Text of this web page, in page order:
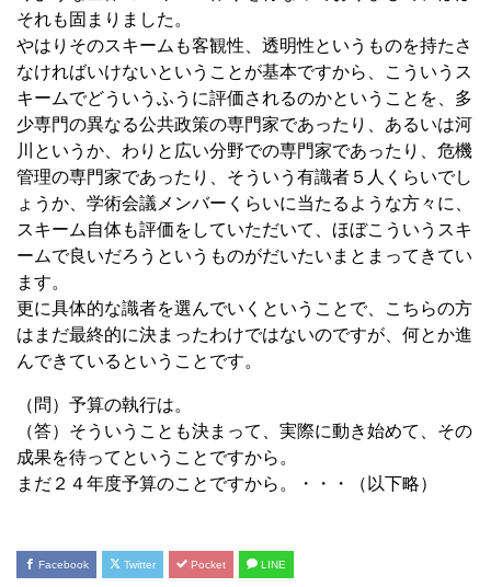
それも固まりました。
やはりそのスキームも客観性、透明性というものを持たさ
なければいけないということが基本ですから、こういうス
キームでどういうふうに評価されるのかということを、多
少専門の異なる公共政策の専門家であったり、あるいは河
川というか、わりと広い分野での専門家であったり、危機
管理の専門家であったり、そういう有識者５人くらいでし
ょうか、学術会議メンバーくらいに当たるような方々に、
スキーム自体も評価をしていただいて、ほぼこういうスキ
ームで良いだろうというものがだいたいまとまってきてい
ます。
更に具体的な識者を選んでいくということで、こちらの方
はまだ最終的に決まったわけではないのですが、何とか進
んできているということです。
（問）予算の執行は。
（答）そういうことも決まって、実際に動き始めて、その
成果を待ってということですから。
まだ２４年度予算のことですから。・・・（以下略）
Facebook Twitter Pocket LINE